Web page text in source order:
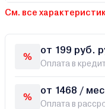
См. все
от 199 руб.
Оплата в
от 1468 /
Оплата в